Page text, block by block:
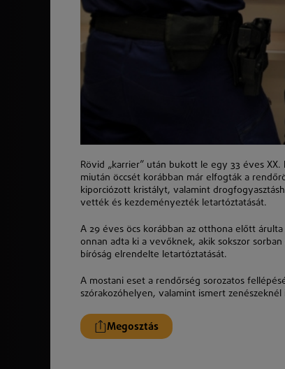
Rövid „karrier” után bukott le egy 33 éves
miután öccsét korábban már elfogták a
kiporciózott kristályt, valamint
vették és kezdeményezték letartóztatását.
A 29 éves öcs korábban az otthona előtt
onnan adta ki a vevőknek, akik sokszor
bíróság elrendelte letartóztatását.
A mostani eset a rendőrség sorozatos
szórakozóhelyen, valamint ismert zenészeknél
Megosztás